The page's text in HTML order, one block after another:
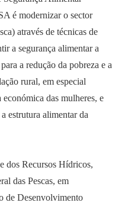
é modernizar o sector
através de técnicas de
a segurança alimentar a
a redução da pobreza e a
rural, em especial
das mulheres, e
estrutura alimentar da
dos Recursos Hídricos,
das Pescas, em
de Desenvolvimento